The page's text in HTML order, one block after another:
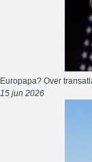
Europapa? Over
15 jun 2026